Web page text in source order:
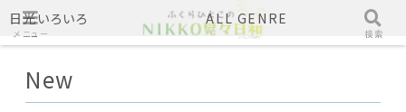
日光いろいろ ALL GENRE
New
メニュー 検索